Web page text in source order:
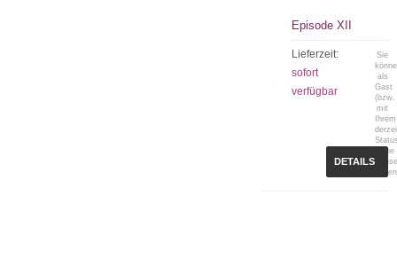
Episode XII
Lieferzeit:
sofort
verfügbar
Sie
als
Gast
(bzw.
mit
Ihrem
keine
DETAILS